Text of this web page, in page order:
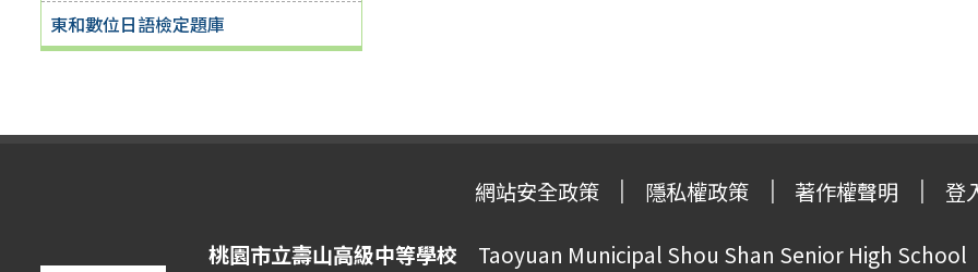
東和數位日語檢定題庫
網站安全政策 隱私權政策 著作權聲明 登
桃園市立壽山高級中等學校 Taoyuan Municipal Shou Shan Senior High School